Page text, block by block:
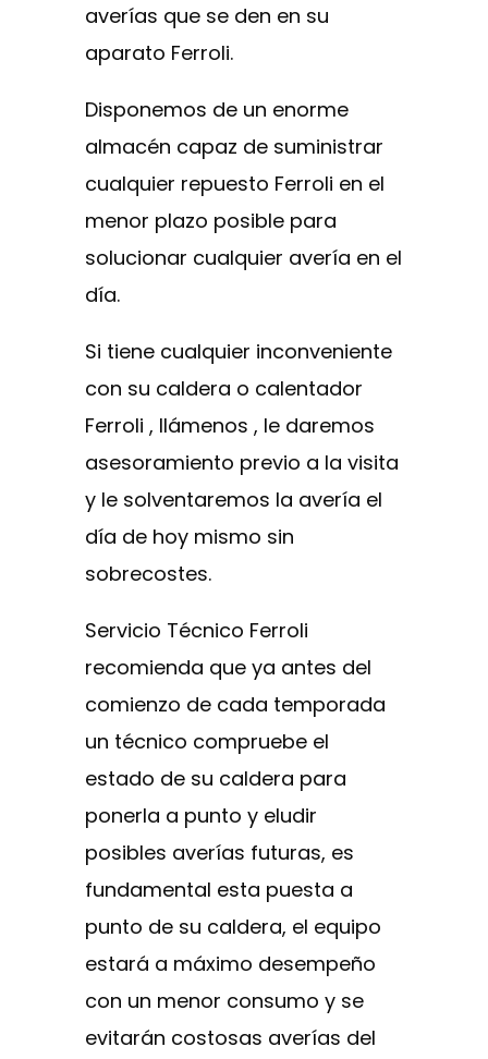
averías que se den en su
aparato Ferroli.
Disponemos de un enorme
almacén capaz de suministrar
cualquier repuesto Ferroli en el
menor plazo posible para
solucionar cualquier avería en el
día.
Si tiene cualquier inconveniente
con su caldera o calentador
Ferroli , llámenos , le daremos
asesoramiento previo a la visita
y le solventaremos la avería el
día de hoy mismo sin
sobrecostes.
Servicio Técnico Ferroli
recomienda que ya antes del
comienzo de cada temporada
un técnico compruebe el
estado de su caldera para
ponerla a punto y eludir
posibles averías futuras, es
fundamental esta puesta a
punto de su caldera, el equipo
estará a máximo desempeño
con un menor consumo y se
evitarán costosas averías del